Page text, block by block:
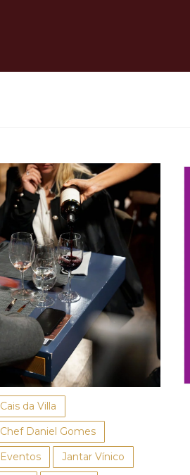
Cais da Villa
Chef Daniel Gomes
Eventos
Jantar Vínico